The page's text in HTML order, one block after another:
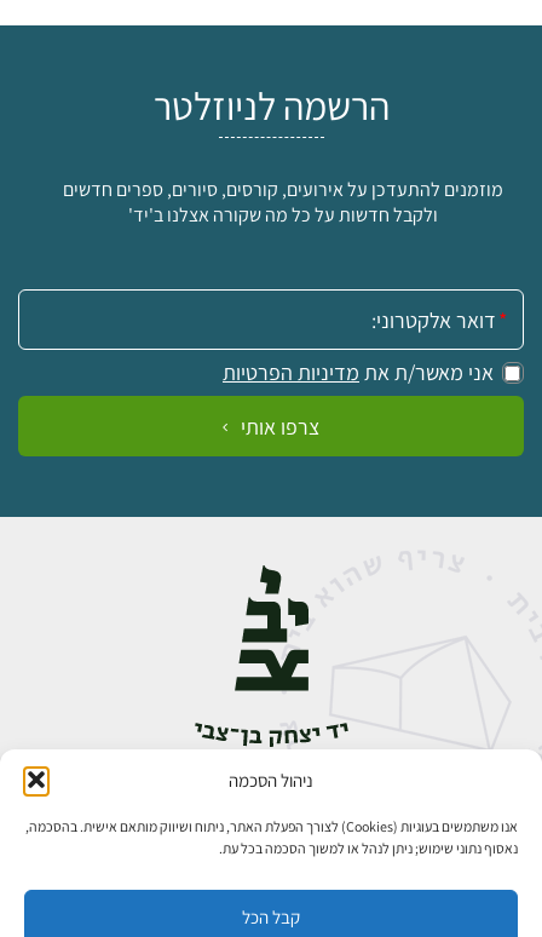
ניהול הסכמה
אנו משתמשים בעוגיות (Cookies) לצורך הפעלת האתר, ניתוח ושיווק מותאם אישית. בהסכמה,
נאסוף נתוני שימוש; ניתן לנהל או למשוך הסכמה בכל עת.
קבל הכל
הרשמה לניוזלטר
מוזמנים להתעדכן על אירועים, קורסים, סיורים, ספרים חדשים
ולקבל חדשות על כל מה שקורה אצלנו ב'יד'
אימייל:
אני מאשר/ת את מדיניות הפרטיות
צרפו אותי
אבן גבירול 14, רחביה, ירושלים